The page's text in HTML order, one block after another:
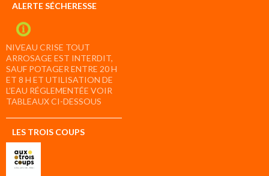
ALERTE SÉCHERESSE
NIVEAU CRISE TOUT
ARROSAGE EST INTERDIT,
SAUF POTAGER ENTRE 20 H
ET 8 H ET UTILISATION DE
L’EAU RÉGLEMENTÉE VOIR
TABLEAUX CI-DESSOUS
LES TROIS COUPS